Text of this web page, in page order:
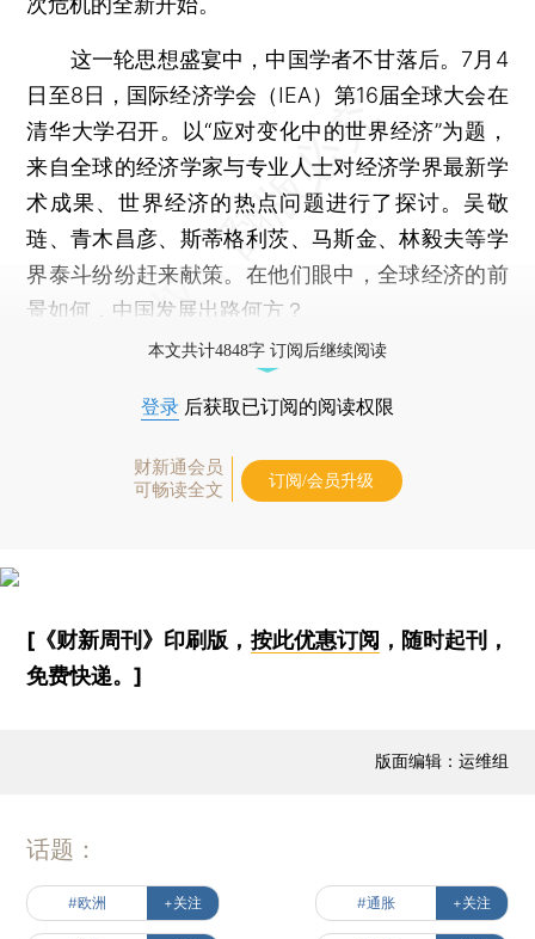
这一轮思想盛宴中，中国学者不甘落后。7月4
日至8日，国际经济学会（IEA）第16届全球大会在
清华大学召开。以“应对变化中的世界经济”为题，
来自全球的经济学家与专业人士对经济学界最新学
术成果、世界经济的热点问题进行了探讨。吴敬
琏、青木昌彦、斯蒂格利茨、马斯金、林毅夫等学
界泰斗纷纷赶来献策。在他们眼中，全球经济的前
景如何，中国发展出路何方？
本文共计4848字 订阅后继续阅读
登录 后获取已订阅的阅读权限
财新通会员
可畅读全文
订阅/会员升级
[《财新周刊》印刷版， 按此优惠订阅 ，随时起刊，
免费快递。]
版面编辑：运维组
话题：
#欧洲 +关注 #通胀 +关注